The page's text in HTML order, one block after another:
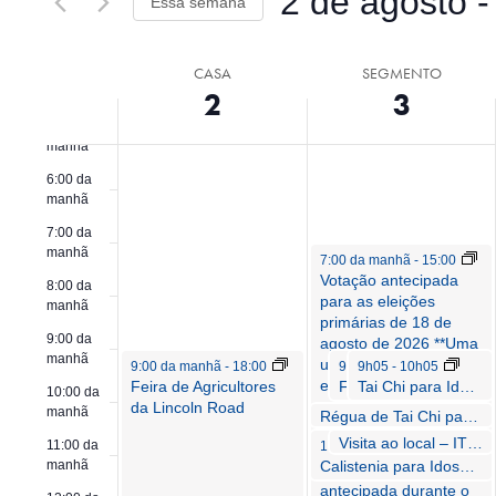
Eventos
CASA
2
SEGMENTO
3
manhã
6:00 da
manhã
7:00 da
manhã
8:00 da
manhã
9:00 da
manhã
10:00 da
manhã
11:00 da
manhã
9:00 da manhã - 18:00
Feira de Agricultores
da Lincoln Road
7:00 da manhã - 15:00
Votação antecipada
para as eleições
primárias de 18 de
agosto de 2026 **Uma
urna segura para
entrega de votos por
disponível e com
funcionários em cada
local de votação
antecipada durante o
9:00 da manhã- 10:00 da
9h05 - 10h05
10h05- 10h20
10h30-11h30
Calistenia para Idosos (ONU)
10h30 -11:00 da manhã
Visita ao local – ITN 2026-417-DF – 1040 Lincoln Road, Espaço comercial para arrendamento